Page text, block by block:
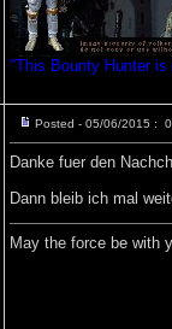
"This Bounty Hunter
Posted - 05/06/2015 :
Danke fuer den
Dann bleib ich mal
May the force be with